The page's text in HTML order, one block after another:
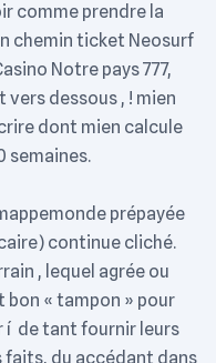
comme prendre la
chemin ticket Neosurf
Notre pays 777,
vers dessous , ! mien
dont mien calcule
semaines.
prépayée
continue cliché.
, lequel agrée ou
« tampon » pour
í de tant fournir leurs
faits, du accédant dans